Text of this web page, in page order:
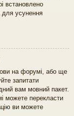
встановлено
для усунення
на форумі, або ще
запитати
вам мовний пакет.
можете перекласти
ви можете